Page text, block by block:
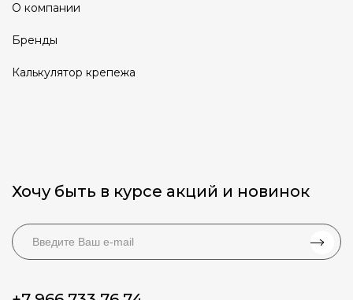
О компании
Бренды
Калькулятор крепежа
Хочу быть в курсе акций и новинок